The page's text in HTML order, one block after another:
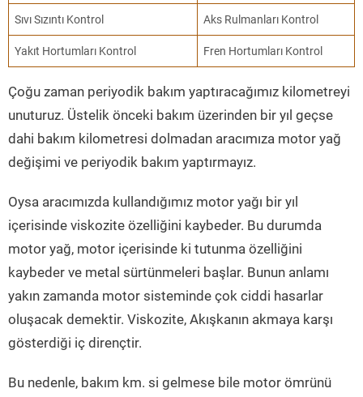
Sıvı Sızıntı Kontrol Aks Rulmanları Kontrol
Yakıt Hortumları Kontrol Fren Hortumları Kontrol
Çoğu zaman periyodik bakım yaptıracağımız kilometreyi
unuturuz. Üstelik önceki bakım üzerinden bir yıl geçse
dahi bakım kilometresi dolmadan aracımıza motor yağ
değişimi ve periyodik bakım yaptırmayız.
Oysa aracımızda kullandığımız motor yağı bir yıl
içerisinde viskozite özelliğini kaybeder. Bu durumda
motor yağ, motor içerisinde ki tutunma özelliğini
kaybeder ve metal sürtünmeleri başlar. Bunun anlamı
yakın zamanda motor sisteminde çok ciddi hasarlar
oluşacak demektir. Viskozite, Akışkanın akmaya karşı
gösterdiği iç dirençtir.
Bu nedenle, bakım km. si gelmese bile motor ömrünü